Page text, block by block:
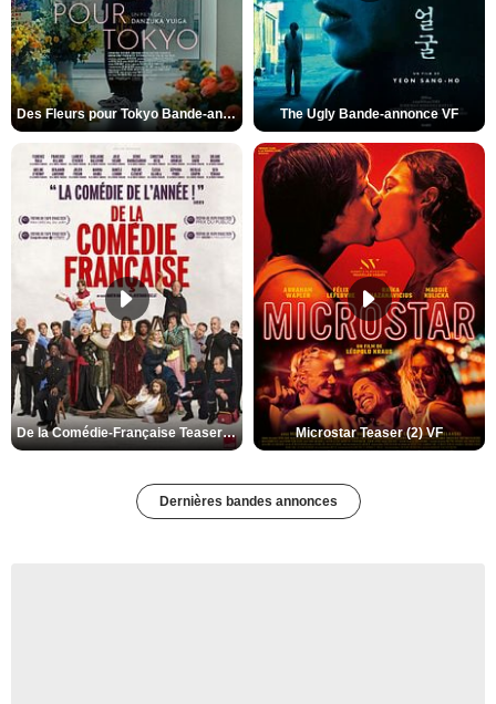
Des Fleurs pour Tokyo Bande-annonce VO STFR The Ugly Bande-annonce VF
De la Comédie-Française Teaser (3) VF Microstar Teaser (2) VF
Dernières bandes annonces